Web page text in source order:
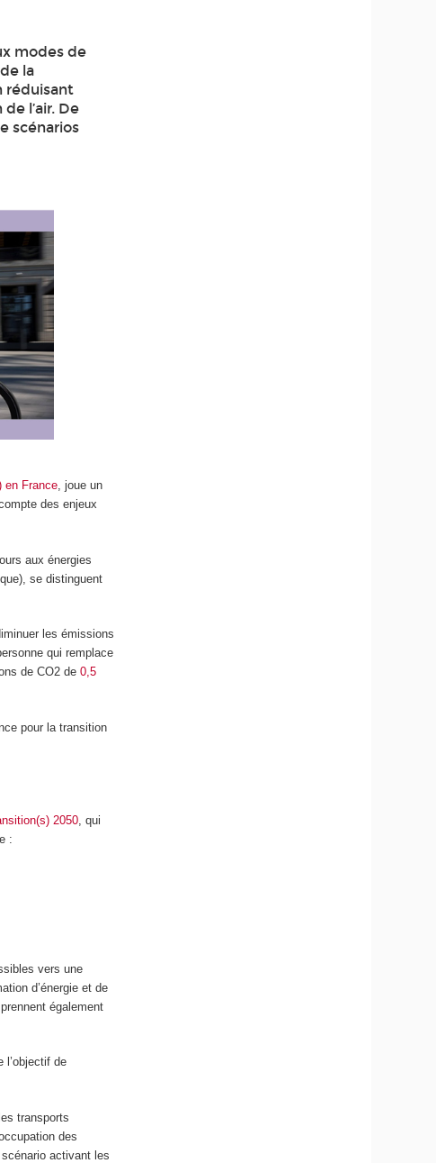
modes de
la
réduisant
l’air. De
scénarios
en France, joue un
des enjeux
aux énergies
se distinguent
les émissions
qui remplace
de CO2 de0,5
pour la transition
2050 , qui
:
vers une
d’énergie et de
également
l’objectif de
transports
des
activant les